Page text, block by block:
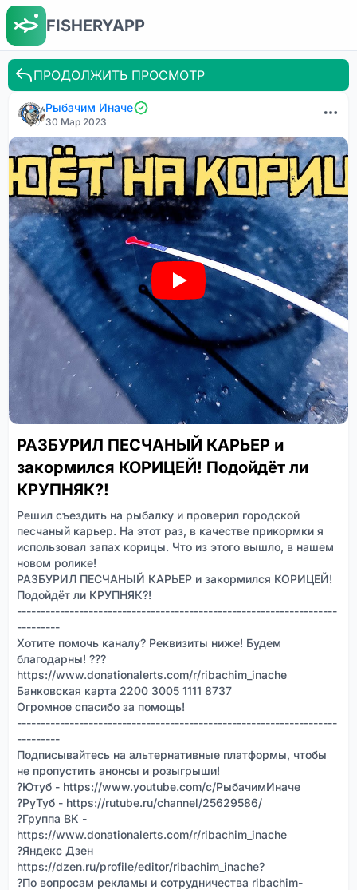
FISHERYAPP
ПРОДОЛЖИТЬ ПРОСМОТР
Рыбачим Иначе
30 Мар 2023
РАЗБУРИЛ ПЕСЧАНЫЙ КАРЬЕР и
закормился КОРИЦЕЙ! Подойдёт ли
КРУПНЯК?!
Решил съездить на рыбалку и проверил городской
песчаный карьер. На этот раз, в качестве прикормки я
использовал запах корицы. Что из этого вышло, в нашем
новом ролике!
РАЗБУРИЛ ПЕСЧАНЫЙ КАРЬЕР и закормился КОРИЦЕЙ!
Подойдёт ли КРУПНЯК?!
-------------------------------------------------------------------
---------
Хотите помочь каналу? Реквизиты ниже! Будем
благодарны! ???
https://www.donationalerts.com/r/ribachim_inache
Банковская карта 2200 3005 1111 8737
Огромное спасибо за помощь!
-------------------------------------------------------------------
---------
Подписывайтесь на альтернативные платформы, чтобы
не пропустить анонсы и розыгрыши!
?Ютуб - https://www.youtube.com/c/РыбачимИначе
?РуТуб - https://rutube.ru/channel/25629586/
?Группа ВК -
https://www.donationalerts.com/r/ribachim_inache
?Яндекс Дзен
https://dzen.ru/profile/editor/ribachim_inache?
?По вопросам рекламы и сотрудничества ribachim-